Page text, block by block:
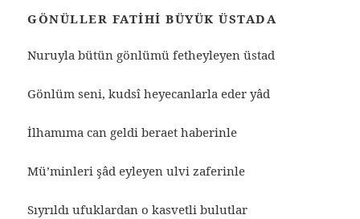
GÖNÜLLER FATIHI BÜYÜK ÜSTADA
Nuruyla bütün gönlümü fetheyleyen üstad
Gönlüm seni, kudsî heyecanlarla eder yâd
İlhamıma can geldi beraet haberinle
Mü’minleri şâd eyleyen ulvi zaferinle
Sıyrıldı ufuklardan o kasvetli bulutlar